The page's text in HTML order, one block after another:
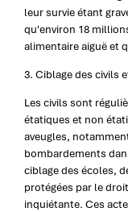
leur survie étant
qu'environ 18
alimentaire aiguë et
3. Ciblage des civils
Les civils sont
étatiques et non
aveugles,
bombardements
ciblage des écoles,
protégées par le
inquiétante. Ces